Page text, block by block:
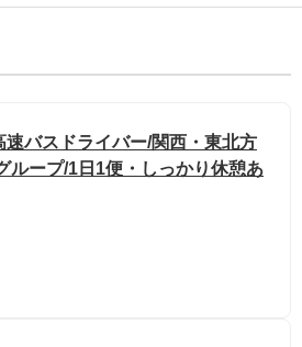
速バスドライバー/関西・東北方
ループ/1日1便・しっかり休憩あ